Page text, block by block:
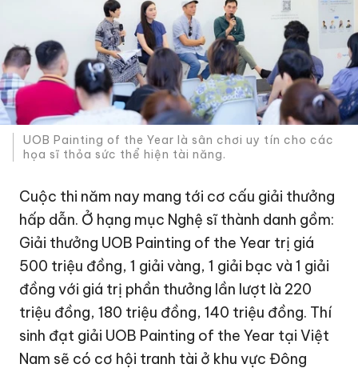
UOB Painting of the Year là sân chơi uy tín cho các
họa sĩ thỏa sức thể hiện tài năng.
Cuộc thi năm nay mang tới cơ cấu giải thưởng
hấp dẫn. Ở hạng mục Nghệ sĩ thành danh gồm:
Giải thưởng UOB Painting of the Year trị giá
500 triệu đồng, 1 giải vàng, 1 giải bạc và 1 giải
đồng với giá trị phần thưởng lần lượt là 220
triệu đồng, 180 triệu đồng, 140 triệu đồng. Thí
sinh đạt giải UOB Painting of the Year tại Việt
Nam sẽ có cơ hội tranh tài ở khu vực Đông